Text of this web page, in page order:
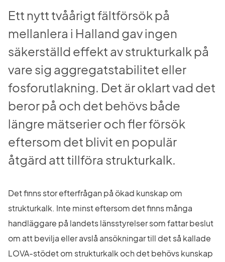
Ett nytt tvåårigt fältförsök på
mellanlera i Halland gav ingen
säkerställd effekt av strukturkalk på
vare sig aggregatstabilitet eller
fosforutlakning. Det är oklart vad det
beror på och det behövs både
längre mätserier och fler försök
eftersom det blivit en populär
åtgärd att tillföra strukturkalk.
Det finns stor efterfrågan på ökad kunskap om
strukturkalk. Inte minst eftersom det finns många
handläggare på landets länsstyrelser som fattar beslut
om att bevilja eller avslå ansökningar till det så kallade
LOVA-stödet om strukturkalk och det behövs kunskap